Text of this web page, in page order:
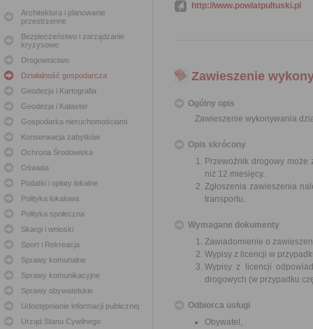
Architektura i planowanie
przestrzenne
Bezpieczeństwo i zarządzanie
kryzysowe
Drogownictwo
Działalność gospodarcza
Geodezja i Kartografia
Geodezja i Kataster
Gospodarka nieruchomościami
Konserwacja zabytków
Ochrona Środowiska
Oświata
Podatki i opłaty lokalne
Polityka lokalowa
Polityka społeczna
Skargi i wnioski
Sport i Rekreacja
Sprawy komunalne
Sprawy komunikacyjne
Sprawy obywatelskie
Udostępnianie informacji publicznej
Urząd Stanu Cywilnego
http://www.powiatpultuski.pl
Zawieszenie
Ogólny opis
Zawieszenie wykonywania
Opis skrócony
Przewoźnik drogowy może
niż 12 miesięcy.
Zgłoszenia zawieszenia
transportu.
Wymagane dokumenty
Zawiadomienie o
Wypisy z licencji w
Wypisy z licencji
drogowych (w przypadku
Odbiorca usługi
Obywatel,